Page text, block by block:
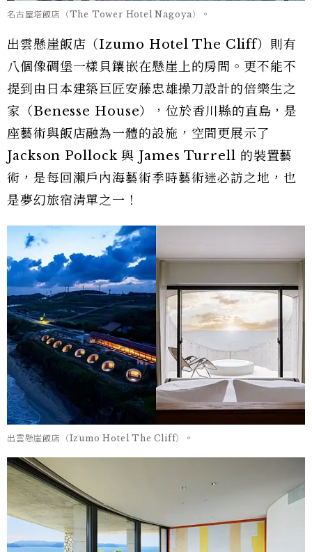
名古屋塔飯店（The Tower Hotel Nagoya）。
出雲懸崖飯店（Izumo Hotel The Cliff）則有
八個像碉堡一樣貝鑲嵌在懸崖上的房間。更不能不
提到由日本建築巨匠安藤忠雄操刀設計的倍樂生之
家（Benesse House），位於香川縣的直島，是
座藝術與飯店融為一體的設施，空間更展示了
Jackson Pollock 與 James Turrell 的裝置藝
術，是每回瀨戶內海藝術季時藝術迷必訪之地，也
是夢幻旅宿清單之一！
出雲懸崖飯店（Izumo Hotel The Cliff）。